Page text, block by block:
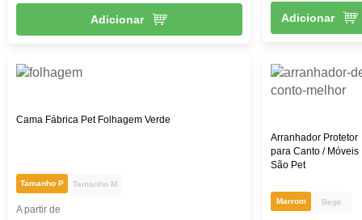
Adicionar Adicionar
Cama Fábrica Pet Folhagem Verde
Tamanho P Tamanho M
A partir de
Arranhador Protetor
para Canto / Móveis
São Pet
Marrom Bege